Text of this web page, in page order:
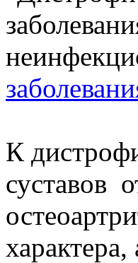
К
суставов